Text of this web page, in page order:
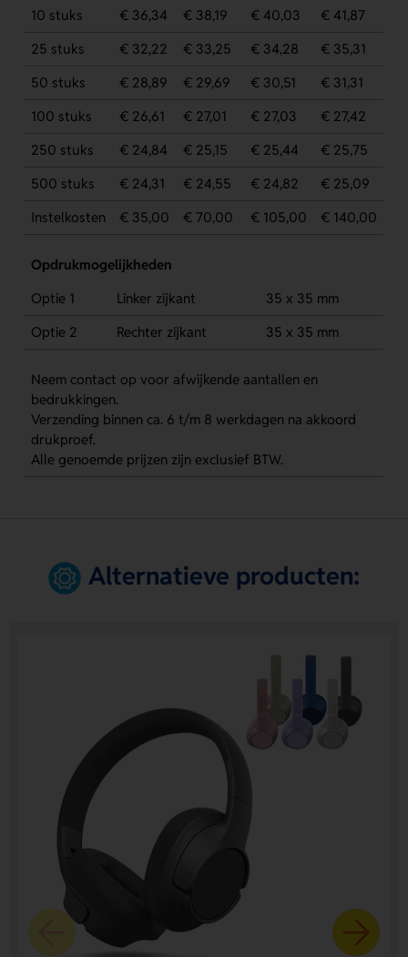
10 stuks € 36,34 € 38,19 € 40,03
€ 41,87
25 stuks
€ 32,22 € 33,25 € 34,28
€ 35,31
50 stuks
€ 28,89 € 29,69 € 30,51
€ 31,31
100 stuks
€ 26,61 € 27,01 € 27,03
€ 27,42
250 stuks
€ 24,84 € 25,15 € 25,44
€ 25,75
500 stuks
€ 24,31 € 24,55 € 24,82
€ 25,09
Instelkosten
€ 35,00 € 70,00 € 105,00 € 140,00
Opdrukmogelijkheden
Optie 1
Linker zijkant
35 x 35 mm
Optie 2
Rechter zijkant 35 x 35 mm
Neem contact op voor afwijkende aantallen en
bedrukkingen.
Verzending binnen ca. 6 t/m 8 werkdagen na akkoord
drukproef.
Alle genoemde prijzen zijn exclusief BTW.
Alternatieve producten: